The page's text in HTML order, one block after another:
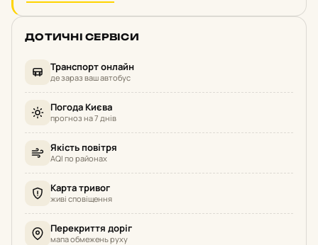
ДОТИЧНІ СЕРВІСИ
Транспорт онлайн
де зараз ваш автобус
Погода Києва
прогноз на 7 днів
Якість повітря
AQI по районах
Карта тривог
живі сповіщення
Перекриття доріг
мапа обмежень руху